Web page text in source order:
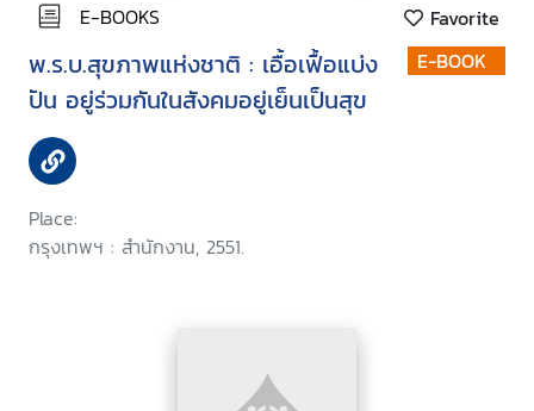
E-BOOKS Favorite
พ.ร.บ.สุขภาพแห่งชาติ : เอื้อเฟื้อแบ่ง
ปัน อยู่ร่วมกันในสังคมอยู่เย็นเป็นสุข
Place:
กรุงเทพฯ : สำนักงาน, 2551.
E-BOOK